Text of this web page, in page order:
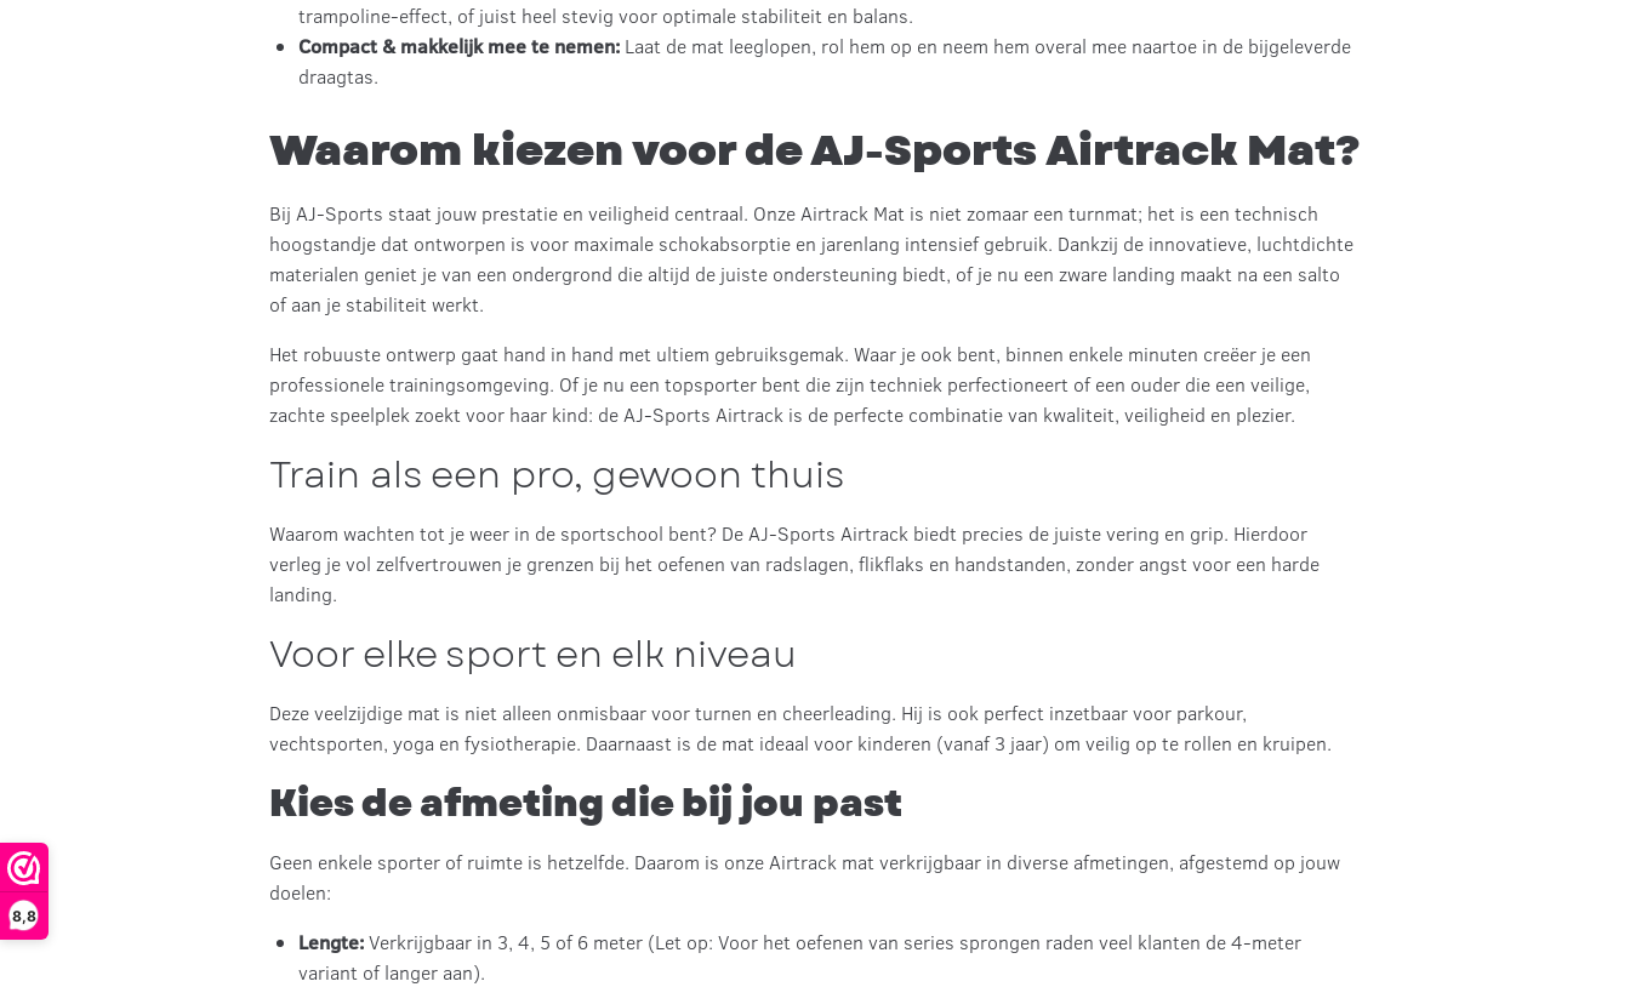
8,8
trampoline-effect, of juist heel stevig voor optimale stabiliteit en balans.
Compact & makkelijk mee te nemen: Laat de mat leeglopen, rol hem op en neem hem overal mee naartoe in de bijgeleverde
draagtas.
Waarom kiezen voor de AJ-Sports Airtrack Mat?
Bij AJ-Sports staat jouw prestatie en veiligheid centraal. Onze Airtrack Mat is niet zomaar een turnmat; het is een technisch
hoogstandje dat ontworpen is voor maximale schokabsorptie en jarenlang intensief gebruik. Dankzij de innovatieve, luchtdichte
materialen geniet je van een ondergrond die altijd de juiste ondersteuning biedt, of je nu een zware landing maakt na een salto
of aan je stabiliteit werkt.
Het robuuste ontwerp gaat hand in hand met ultiem gebruiksgemak. Waar je ook bent, binnen enkele minuten creëer je een
professionele trainingsomgeving. Of je nu een topsporter bent die zijn techniek perfectioneert of een ouder die een veilige,
zachte speelplek zoekt voor haar kind: de AJ-Sports Airtrack is de perfecte combinatie van kwaliteit, veiligheid en plezier.
Train als een pro, gewoon thuis
Waarom wachten tot je weer in de sportschool bent? De AJ-Sports Airtrack biedt precies de juiste vering en grip. Hierdoor
verleg je vol zelfvertrouwen je grenzen bij het oefenen van radslagen, flikflaks en handstanden, zonder angst voor een harde
landing.
Voor elke sport en elk niveau
Deze veelzijdige mat is niet alleen onmisbaar voor turnen en cheerleading. Hij is ook perfect inzetbaar voor parkour,
vechtsporten, yoga en fysiotherapie. Daarnaast is de mat ideaal voor kinderen (vanaf 3 jaar) om veilig op te rollen en kruipen.
Kies de afmeting die bij jou past
Geen enkele sporter of ruimte is hetzelfde. Daarom is onze Airtrack mat verkrijgbaar in diverse afmetingen, afgestemd op jouw
doelen:
Lengte:Verkrijgbaar in 3, 4, 5 of 6 meter (Let op: Voor het oefenen van series sprongen raden veel klanten de 4-meter
variant of langer aan).